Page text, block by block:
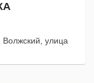
Волжский, улица